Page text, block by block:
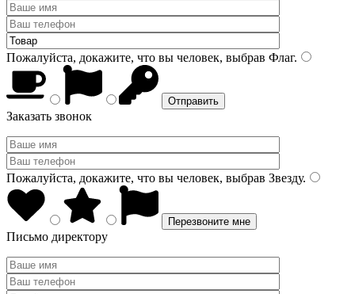
Пожалуйста, докажите, что вы человек, выбрав Флаг.
Заказать звонок
Пожалуйста, докажите, что вы человек, выбрав Звезду.
Письмо директору